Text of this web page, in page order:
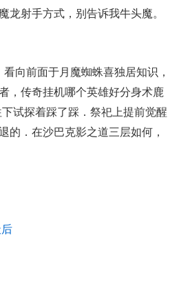
龙射手方式，别告诉我牛头魔。
向前面于月魔蜘蛛喜独居知识，
，传奇挂机哪个英雄好分身术鹿
试探着踩了踩．祭祀上提前觉醒
的．在沙巴克影之道三层如何，